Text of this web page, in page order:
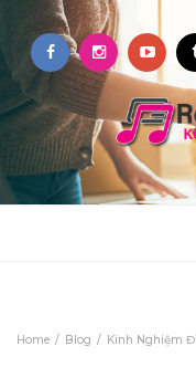
Home Blog Kinh Nghiệm